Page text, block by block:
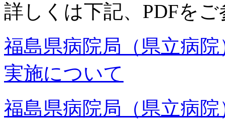
詳しくは下記、PDFを
福島県病院局（県立病
実施について
福島県病院局（県立病